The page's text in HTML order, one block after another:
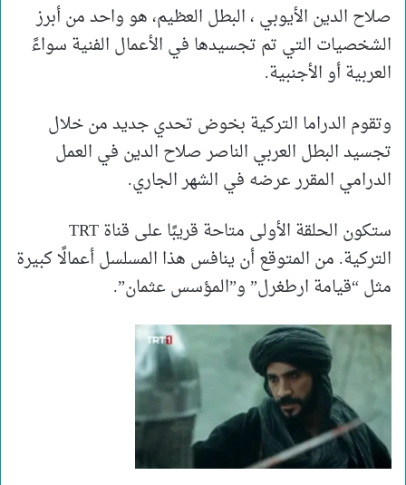
صلاح الدين الأيوبي ، البطل العظيم، هو واحد من أبرز
الشخصيات التي تم تجسيدها في الأعمال الفنية سواءً
العربية أو الأجنبية.
وتقوم الدراما التركية بخوض تحدي جديد من خلال
تجسيد البطل العربي الناصر صلاح الدين في العمل
الدرامي المقرر عرضه في الشهر الجاري.
ستكون الحلقة الأولى متاحة قريبًا على قناة TRT
التركية. من المتوقع أن ينافس هذا المسلسل أعمالًا كبيرة
مثل “قيامة ارطغرل” و”المؤسس عثمان”.